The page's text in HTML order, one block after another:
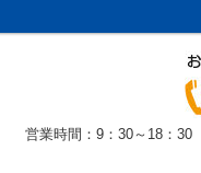
営業時間：9：30～18：